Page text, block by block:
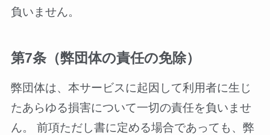
負いません。
第7条（弊団体の責任の免除）
弊団体は、本サービスに起因して利用者に生じ
たあらゆる損害について一切の責任を負いませ
ん。 前項ただし書に定める場合であっても、弊